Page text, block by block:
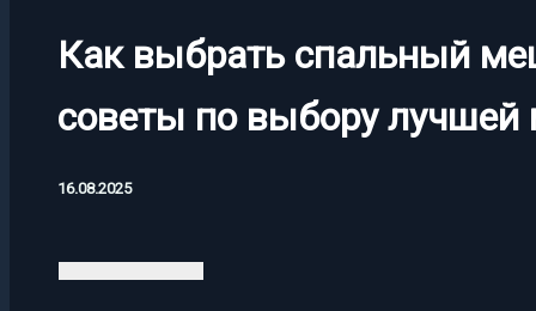
Как выбрать спальный
советы по выбору лучшей
16.08.2025